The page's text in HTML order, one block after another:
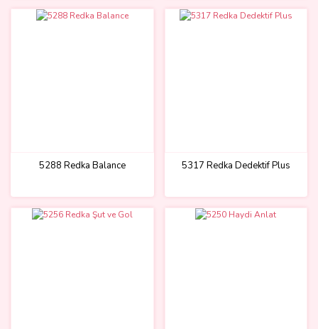
5288 Redka Balance 5317 Redka Dedektif Plus